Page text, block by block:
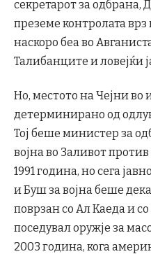
секретарот за одбрана,
преземе контролата
наскоро беа во
Талибанците и ловејќи
Но, местото на Чејни во
детерминирано од
Тој беше министер за
војна во Заливот
1991 година, но сега
и Буш за војна беше
поврзан со Ал Каеда и
поседувал оружје за
2003 година, кога